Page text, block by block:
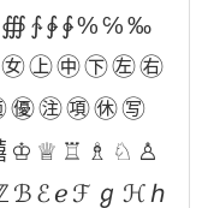
㊤㊥㊦㊧㊨
㊝㊟㊠㊡㊢
囍♔♕♖♗♘♙